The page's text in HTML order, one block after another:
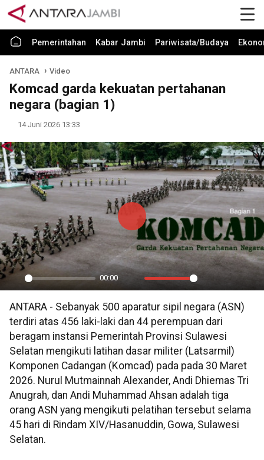
Pemerintahan Kabar Jambi Pariwisata/Budaya
ANTARA Video
Komcad garda kekuatan pertahanan
negara (bagian 1)
14 Juni 2026 13:33
Play
00:00
Mute Settings
PIP
Play
ANTARA - Sebanyak 500 aparatur sipil negara (ASN)
terdiri atas 456 laki-laki dan 44 perempuan dari
beragam instansi Pemerintah Provinsi Sulawesi
Selatan mengikuti latihan dasar militer (Latsarmil)
Komponen Cadangan (Komcad) pada pada 30 Maret
2026. Nurul Mutmainnah Alexander, Andi Dhiemas Tri
Anugrah, dan Andi Muhammad Ahsan adalah tiga
orang ASN yang mengikuti pelatihan tersebut selama
45 hari di Rindam XIV/Hasanuddin, Gowa, Sulawesi
Selatan.